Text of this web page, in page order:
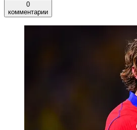
0
комментарии